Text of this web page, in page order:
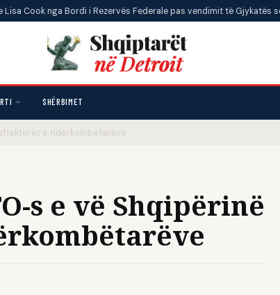
Bordi i Rezervës Federale pas vendimit të Gjykatës së Lartë •
SHËRBIMET
e ndërkombëtarëve
s e vë Shqipërinë